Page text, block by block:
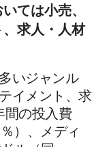
ては小売、
求人・人材
いジャンル
イメント、求
間の投入費
）、メディ